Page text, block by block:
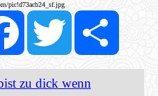
pic!d73acb24_sf.jpg
FacebookTwitter
zu dick wenn